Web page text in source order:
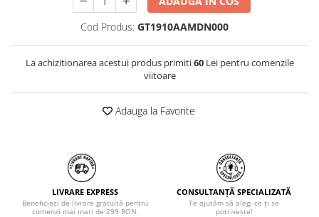
Cod Produs: GT1910AAMDN000
La achizitionarea acestui produs primiti60Lei pentru comenzile
viitoare
Adauga la Favorite
LIVRARE EXPRESS
Beneficiezi de livrare gratuită pentru
comenzi mai mari de 299 RON.
CONSULTANȚĂ SPECIALIZATĂ
Te ajutăm să alegi ce ți se
potrivește!